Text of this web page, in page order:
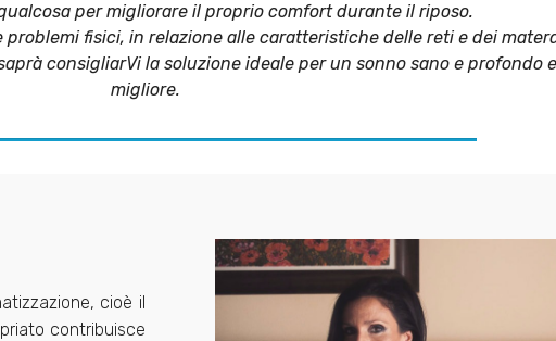
per migliorare il proprio comfort durante il riposo.
problemi fisici, in relazione alle caratteristiche delle reti e dei
consigliarVi la soluzione ideale per un sonno sano e profondo
migliore.
cioè il
contribuisce